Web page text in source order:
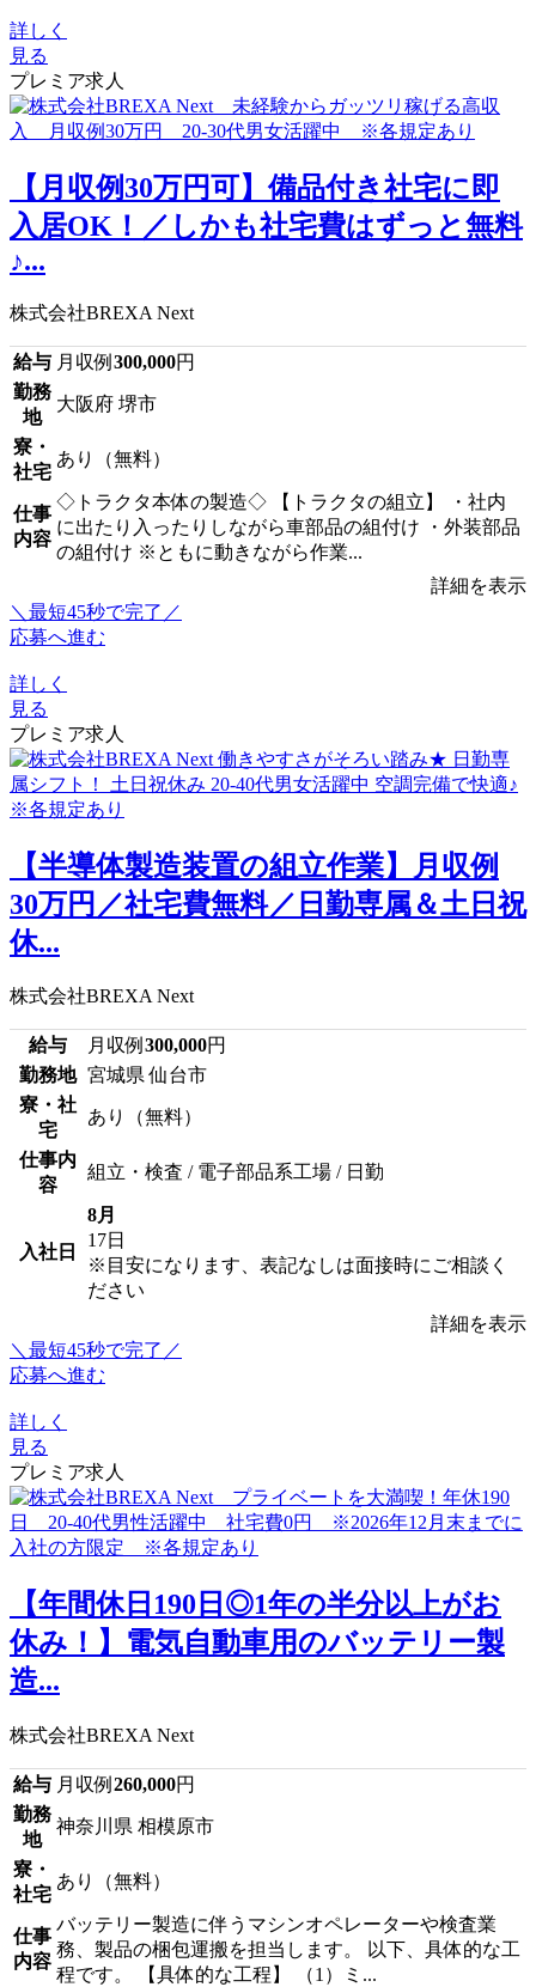
詳しく
見る
プレミア求人
【月収例30万円可】備品付き社宅に即
入居OK！／しかも社宅費はずっと無料
♪...
株式会社BREXA Next
給与 月収例 300,000円
勤務
地
大阪府 堺市
寮・
社宅
あり（無料）
仕事
内容
◇トラクタ本体の製造◇ 【トラクタの組立】 ・社内
に出たり入ったりしながら車部品の組付け ・外装部品
の組付け ※ともに動きながら作業...
詳細を表示
＼最短45秒で完了／
応募へ進む
詳しく
見る
プレミア求人
【半導体製造装置の組立作業】月収例
30万円／社宅費無料／日勤専属＆土日祝
休...
株式会社BREXA Next
給与 月収例 300,000円
勤務地 宮城県 仙台市
寮・社
宅
あり（無料）
仕事内
容
組立・検査 / 電子部品系工場 / 日勤
入社日
8月
17日
※目安になります、表記なしは面接時にご相談く
ださい
詳細を表示
＼最短45秒で完了／
応募へ進む
詳しく
見る
プレミア求人
【年間休日190日◎1年の半分以上がお
休み！】電気自動車用のバッテリー製
造...
株式会社BREXA Next
給与 月収例 260,000円
勤務
地
神奈川県 相模原市
寮・
社宅
あり（無料）
仕事
内容
バッテリー製造に伴うマシンオペレーターや検査業
務、製品の梱包運搬を担当します。 以下、具体的な工
程です。 【具体的な工程】 （1）ミ...